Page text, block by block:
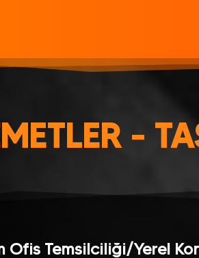
-
Ofis Temsilciliği/Yerel